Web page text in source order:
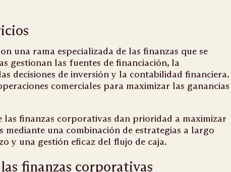
una rama especializada de las finanzas que se
gestionan las fuentes de financiación, la
decisiones de inversión y la contabilidad financiera.
comerciales para maximizar las ganancias
las finanzas corporativas dan prioridad a maximizar
mediante una combinación de estrategias a largo
y una gestión eficaz del flujo de caja.
finanzas corporativas